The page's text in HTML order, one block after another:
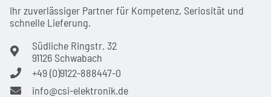
Ihr zuver­läs­siger Partner für Kom­pe­tenz, Seri­osi­tät und
schnel­le Lie­ferung.
Südliche Ringstr. 32
91126 Schwabach
+49 (0)9122-888447-0
info@csi-elektronik.de